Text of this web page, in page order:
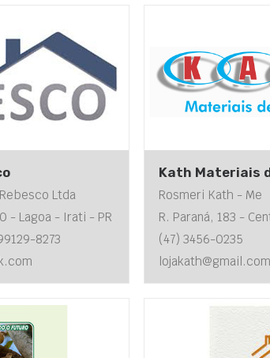
Ltda
- Lagoa - Irati - PR
8273
Kath Materiais
Rosmeri Kath - Me
R. Paraná, 183 -
(47) 3456-0235
lojakath@gmail.com